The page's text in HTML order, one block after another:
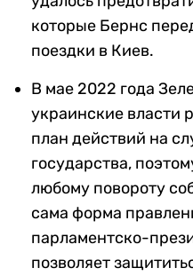
которые Бернс
поездки в Киев.
В мае 2022 года
украинские власти
план действий на
государства,
любому повороту
сама форма
парламентско-
позволяет